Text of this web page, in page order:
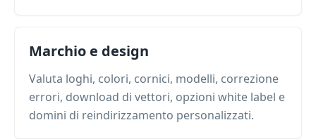
Marchio e design
Valuta loghi, colori, cornici, modelli, correzione
errori, download di vettori, opzioni white label e
domini di reindirizzamento personalizzati.